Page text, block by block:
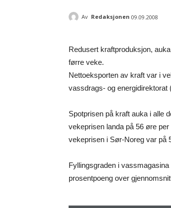
Av Redaksjonen 09.09.2008
Redusert kraftproduksjon,
førre veke.
Nettoeksporten av kraft var i
vassdrags- og energidirektorat
Spotprisen på kraft auka i alle
vekeprisen landa på 56 øre
vekeprisen i Sør-Noreg var på
Fyllingsgraden i
prosentpoeng over